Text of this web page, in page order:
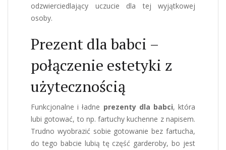
odzwierciedlający uczucie dla tej wyjątkowej
osoby.
Prezent dla babci –
połączenie estetyki z
użytecznością
Funkcjonalne i ładne prezenty dla babci, która
lubi gotować, to np. fartuchy kuchenne z napisem.
Trudno wyobrazić sobie gotowanie bez fartucha,
do tego babcie lubią tę część garderoby, bo jest